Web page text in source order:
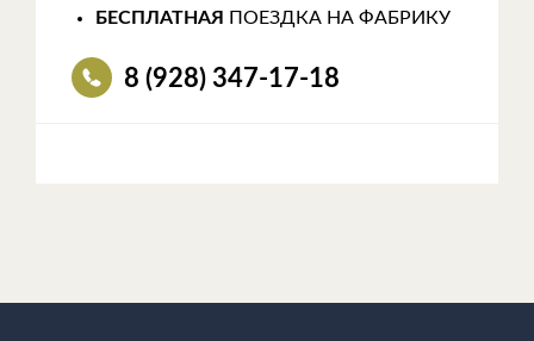
БЕСПЛАТНАЯ
ПОЕЗДКА НА ФАБРИКУ
8 (928) 347-17-18